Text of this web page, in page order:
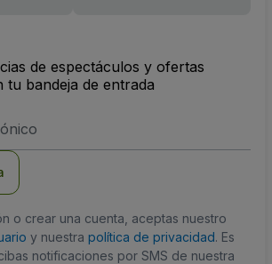
de espectáculos y ofertas
tu bandeja de entrada
o crear una cuenta, aceptas nuestro
y nuestra política de privacidad. Es
notificaciones por SMS de nuestra